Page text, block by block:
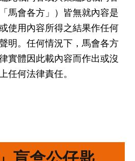
馬會各方」）皆無就內容是
使用內容所得之結果作任何
明。任何情況下，馬會各方
實體因此載內容而作出或沒
任何法律責任。